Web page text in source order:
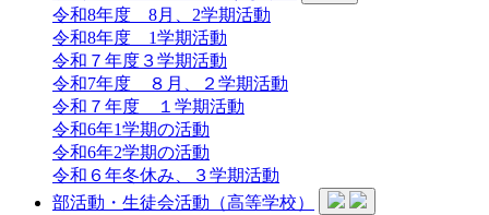
令和8年度 8月、2学期活動
令和8年度 1学期活動
令和７年度３学期活動
令和7年度 ８月、２学期活動
令和７年度 １学期活動
令和6年1学期の活動
令和6年2学期の活動
令和６年冬休み、３学期活動
部活動・生徒会活動（高等学校）